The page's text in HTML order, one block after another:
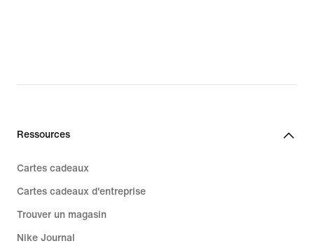
Ressources
Cartes cadeaux
Cartes cadeaux d'entreprise
Trouver un magasin
Nike Journal